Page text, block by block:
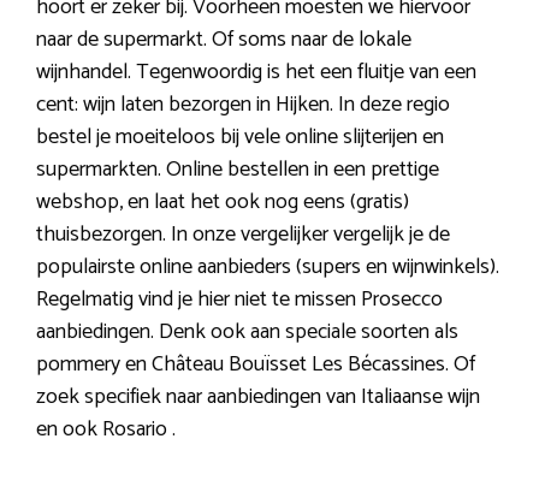
hoort er zeker bij. Voorheen moesten we hiervoor
naar de supermarkt. Of soms naar de lokale
wijnhandel. Tegenwoordig is het een fluitje van een
cent: wijn laten bezorgen in Hijken. In deze regio
bestel je moeiteloos bij vele online slijterijen en
supermarkten. Online bestellen in een prettige
webshop, en laat het ook nog eens (gratis)
thuisbezorgen. In onze vergelijker vergelijk je de
populairste online aanbieders (supers en wijnwinkels).
Regelmatig vind je hier niet te missen Prosecco
aanbiedingen. Denk ook aan speciale soorten als
pommery en Château Bouïsset Les Bécassines. Of
zoek specifiek naar aanbiedingen van Italiaanse wijn
en ook Rosario .